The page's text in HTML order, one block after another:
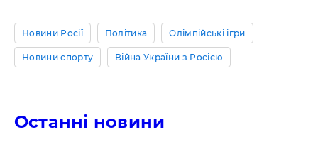
Новини Росії Політика Олімпійські ігри
Новини спорту Війна України з Росією
Останні новини